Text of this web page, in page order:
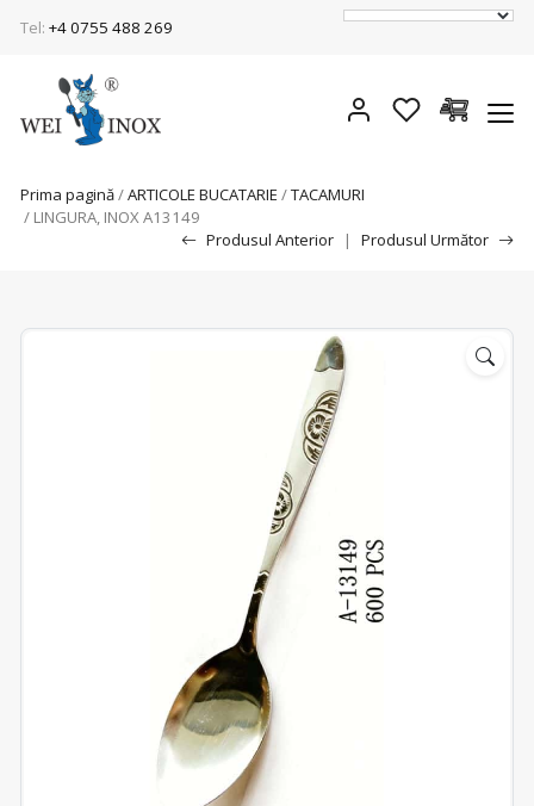
Tel: +4 0755 488 269
Prima pagină/ARTICOLE BUCATARIE /TACAMURI
/ LINGURA, INOX A13149
Produsul Anterior
| Produsul Următor